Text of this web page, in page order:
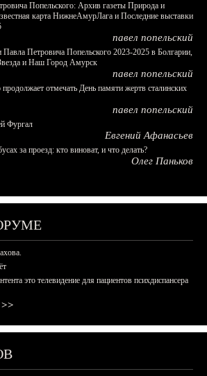
Попельского: Архив газеты Природа и
карта НижнеАмурЛага и Последние выставки
павел попельский
Петровича Попельского 2023-2025 в Болгарии,
и Наш Город Амурск
павел попельский
отмечать День памяти жертв сталинских
павел попельский
Фургал
Евгений Афанасьев
за проезд: кто виноват, и что делать?
Олег Паньков
это телевидение для пациентов психдиспансера